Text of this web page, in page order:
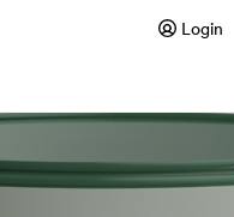
Login